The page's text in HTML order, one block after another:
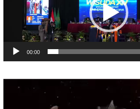
00:00